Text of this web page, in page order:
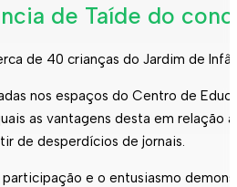
de Taíde do
de 40 crianças do Jardim de
nos espaços do Centro de
as vantagens desta em relação
de desperdícios de jornais.
e o entusiasmo